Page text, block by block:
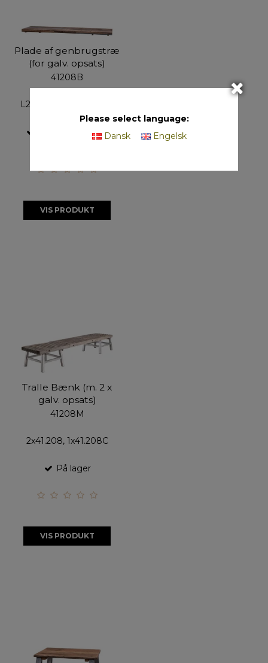
Plade af genbrugstræ
(for galv. opsats)
41208B
L200 x B48 x H5,8 cm
Produceres efter
VIS PRODUKT
Tralle Bænk (m. 2 x
galv. opsats)
41208M
2x41.208, 1x41.208C
På lager
VIS PRODUKT
Please select language:
Dansk
Engelsk